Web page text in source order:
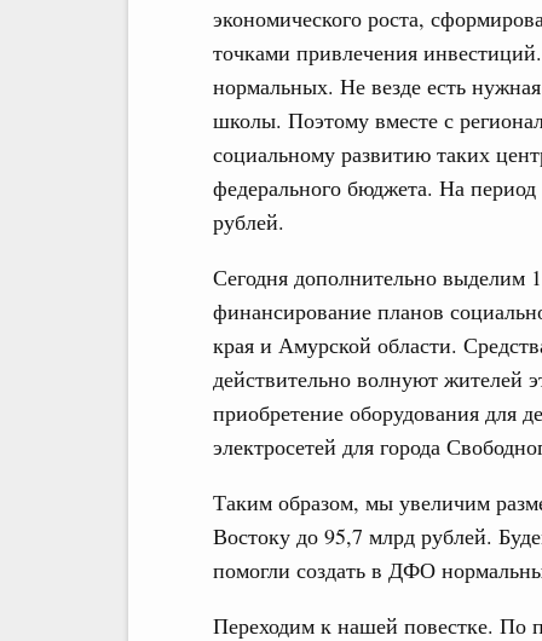
экономического роста,
точками привлечения
нормальных. Не везде есть
школы. Поэтому вместе с
социальному развитию таких
федерального бюджета. На
рублей.
Сегодня дополнительно выделим
финансирование планов
края и Амурской области.
действительно волнуют жителей
приобретение оборудования для
электросетей для города
Таким образом, мы увеличим
Востоку до 95,7 млрд рублей.
помогли создать в ДФО
Переходим к нашей повестке. По